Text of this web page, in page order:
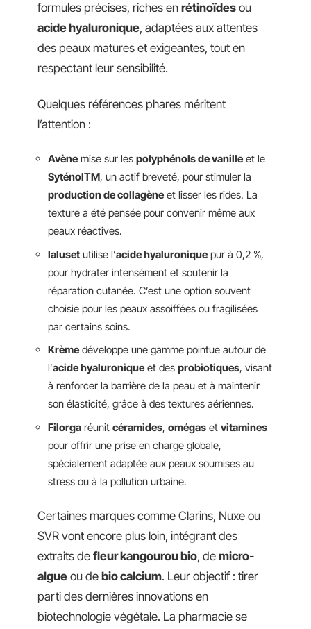
formules précises, riches en rétinoïdes ou
acide hyaluronique, adaptées aux attentes
des peaux matures et exigeantes, tout en
respectant leur sensibilité.
Quelques références phares méritent
l’attention :
Avène mise sur les polyphénols de vanille et le
SyténolTM, un actif breveté, pour stimuler la
production de collagène et lisser les rides. La
texture a été pensée pour convenir même aux
peaux réactives.
Ialuset utilise l’acide hyaluronique pur à 0,2 %,
pour hydrater intensément et soutenir la
réparation cutanée. C’est une option souvent
choisie pour les peaux assoiffées ou fragilisées
par certains soins.
Krème développe une gamme pointue autour de
l’acide hyaluronique et des probiotiques, visant
à renforcer la barrière de la peau et à maintenir
son élasticité, grâce à des textures aériennes.
Filorga réunit céramides, omégas et vitamines
pour offrir une prise en charge globale,
spécialement adaptée aux peaux soumises au
stress ou à la pollution urbaine.
Certaines marques comme Clarins, Nuxe ou
SVR vont encore plus loin, intégrant des
extraits de fleur kangourou bio, de micro-
algue ou de bio calcium. Leur objectif : tirer
parti des dernières innovations en
biotechnologie végétale. La pharmacie se